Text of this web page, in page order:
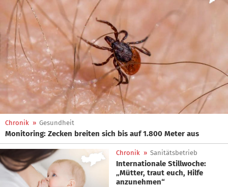
Chronik » Gesundheit
Monitoring: Zecken breiten sich bis auf 1.800 Meter aus
Chronik » Sanitätsbetrieb
Internationale Stillwoche:
„Mütter, traut euch, Hilfe
anzunehmen“